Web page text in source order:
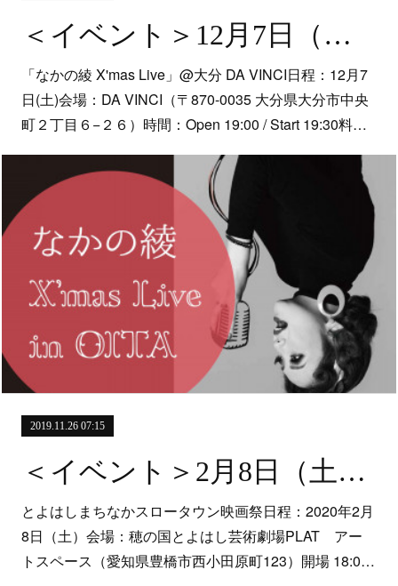
＜イベント＞12月7日（土）「なかの綾 X'mas Live」@大分 DA VINCI
「なかの綾 X'mas Live」@大分 DA VINCI日程：12月7
日(土)会場：DA VINCI（〒870-0035 大分県大分市中央
町２丁目６−２６）時間：Open 19:00 / Start 19:30料…
2019.11.26 07:15
＜イベント＞2月8日（土）「とよはしまちなかスロータウン映画祭」＠豊橋市 穂の国とよはし芸術劇場PLAT アートスペース
とよはしまちなかスロータウン映画祭日程：2020年2月
8日（土）会場：穂の国とよはし芸術劇場PLAT アー
トスペース（愛知県豊橋市西小田原町123）開場 18:0…